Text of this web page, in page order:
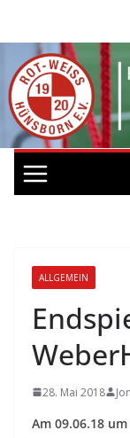
springen
ALLGEMEIN
28. Mai 2018
Am 09.06.18